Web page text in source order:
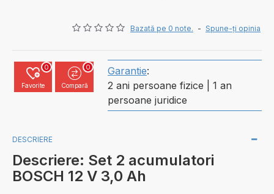
Bazată pe 0 note. - Spune-ţi opinia
Favorite
0
Compară
0 Garantie:
2 ani persoane fizice | 1 an
persoane juridice
DESCRIERE
Descriere: Set 2 acumulatori
BOSCH 12 V 3,0 Ah